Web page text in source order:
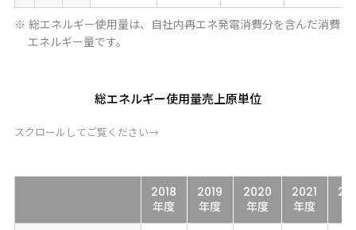
※ 総エネルギー使用量は、自社内再エネ発電消費分を含んだ消費
エネルギー量です。
総エネルギー使用量売上原単位
スクロールしてご覧ください→
2018
年度
2019
年度
2020
年度
2021
年度
年